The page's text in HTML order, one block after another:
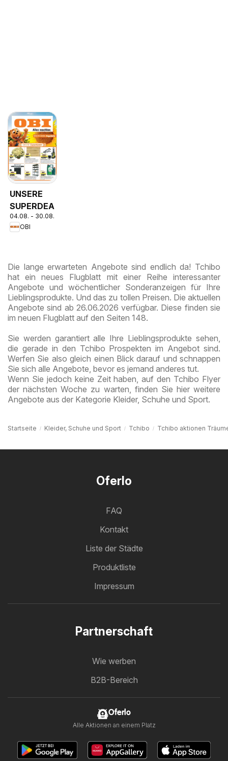
UNSERE
SUPERDEALS!
04.08. - 30.08.2026
OBI
Die lange erwarteten Angebote sind endlich da! Tchibo
hat ein neues Flugblatt mit einer Reihe interessanter
Angebote und wöchentlicher Sonderanzeigen für Ihre
Lieblingsprodukte. Und das zu tollen Preisen. Die aktuellen
Angebote sind ab 26.06.2026 verfügbar. Diese finden sie
im neuen Flugblatt auf den Seiten 148.
Sie werden garantiert alle Ihre Lieblingsprodukte sehen,
die gerade in den Tchibo Prospekten im Angebot sind.
Werfen Sie also gleich einen Blick darauf und schnappen
Sie sich alle Angebote, bevor es jemand anderes tut.
Wenn Sie jedoch keine Zeit haben, auf den Tchibo Flyer
der nächsten Woche zu warten, finden Sie hier weitere
Angebote aus der Kategorie Kleider, Schuhe und Sport.
Startseite Kleider, Schuhe und Sport Tchibo Tchibo aktionen
Oferlo
FAQ
Kontakt
Liste der Städte
Produktliste
Impressum
Partnerschaft
Wie werben
B2B-Bereich
Oferlo
Alle Aktionen an einem Platz